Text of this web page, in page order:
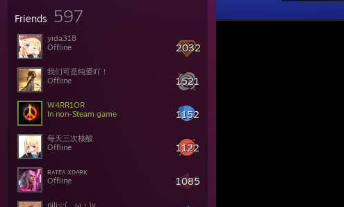
Friends 597
2032
yida318
Offline
1521
我们可是纯爱吖！
Offline
1152
W4RR1OR
In non-Steam game
1122
每天三次核酸
Offline
1085
ʀᴀᴛᴇᴀ xᴅᴀʀᴋ
Offline
nili☆(ゝω・)v